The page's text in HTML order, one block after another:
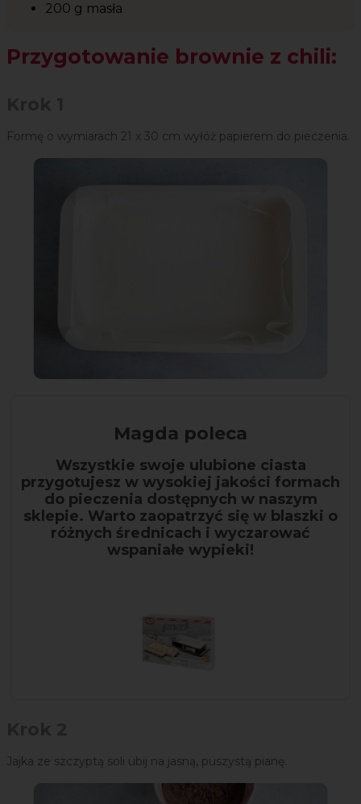
200 g masła
Przygotowanie brownie z chili:
Formę o wymiarach 21 x 30 cm wyłóż papierem do pieczenia.
Magda poleca
Wszystkie swoje ulubione ciasta
przygotujesz w wysokiej jakości formach
do pieczenia dostępnych w naszym
sklepie. Warto zaopatrzyć się w blaszki o
różnych średnicach i wyczarować
wspaniałe wypieki!
Jajka ze szczyptą soli ubij na jasną, puszystą pianę.